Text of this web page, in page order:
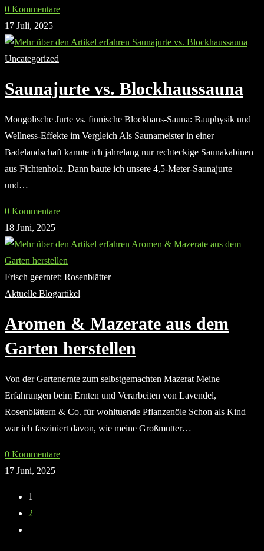
0 Kommentare
17 Juli, 2025
Uncategorized
Saunajurte vs. Blockhaussauna
Mongolische Jurte vs. finnische Blockhaus-Sauna: Bauphysik und
Wellness-Effekte im Vergleich Als Saunameister in einer
Badelandschaft kannte ich jahrelang nur rechteckige Saunakabinen
aus Fichtenholz. Dann baute ich unsere 4,5-Meter-Saunajurte –
und…
0 Kommentare
18 Juni, 2025
Frisch geerntet: Rosenblätter
Aktuelle Blogartikel
Aromen & Mazerate aus dem
Garten herstellen
Von der Gartenernte zum selbstgemachten Mazerat Meine
Erfahrungen beim Ernten und Verarbeiten von Lavendel,
Rosenblättern & Co. für wohltuende Pflanzenöle Schon als Kind
war ich fasziniert davon, wie meine Großmutter…
0 Kommentare
17 Juni, 2025
1
2